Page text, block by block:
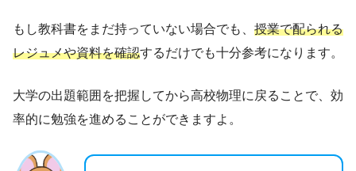
もし教科書をまだ持っていない場合でも、 授業で配られる
レジュメや資料を確認するだけでも十分参考になります。
大学の出題範囲を把握してから高校物理に戻ることで、効
率的に勉強を進めることができますよ。